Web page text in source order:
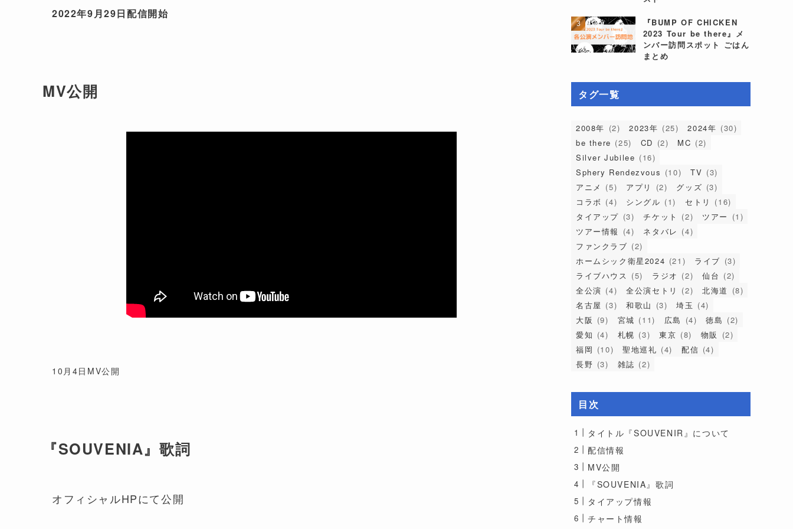
2022年9月29日配信開始
MV公開
10月4日MV公開
『SOUVENIA』歌詞
オフィシャルHPにて公開
『BUMP OF CHICKEN
2023 Tour be there』メ
ンバー訪問スポット ごはん
まとめ
タグ一覧
2008年 (2) 2023年 (25) 2024年 (30)
be there (25) CD (2) MC (2)
Silver Jubilee (16)
Sphery Rendezvous (10) TV (3)
アニメ (5) アプリ (2) グッズ (3)
コラボ (4) シングル (1) セトリ
(16)
タイアップ (3) チケット (2) ツアー (1)
ツアー情報 (4) ネタバレ (4)
ファンクラブ (2)
ホームシック衛星2024 (21) ライブ (3)
ライブハウス (5) ラジオ (2) 仙台 (2)
全公演 (4) 全公演セトリ (2) 北海道 (8)
名古屋 (3) 和歌山 (3) 埼玉 (4)
大阪 (9) 宮城 (11) 広島 (4) 徳島 (2)
愛知 (4) 札幌 (3) 東京 (8) 物販
(2)
福岡 (10) 聖地巡礼 (4) 配信 (4)
長野 (3) 雑誌 (2)
目次
タイトル『SOUVENIR』について
配信情報
MV公開
『SOUVENIA』歌詞
タイアップ情報
チャート情報